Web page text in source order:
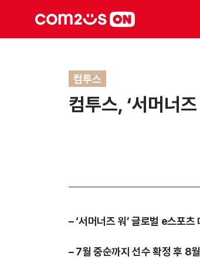
컴투스
컴투스, ‘서머너
– ‘서머너즈 워’ 글로벌 e스포
– 7월 중순까지 선수 확정 후 8